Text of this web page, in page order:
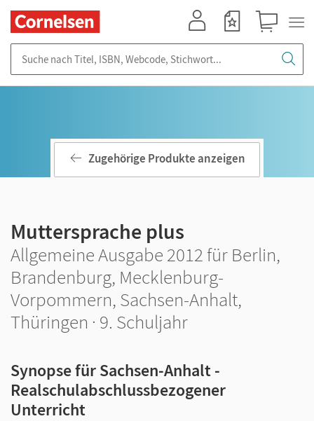
Zugehörige Produkte anzeigen
Muttersprache plus
Allgemeine Ausgabe 2012 für Berlin,
Brandenburg, Mecklenburg-
Vorpommern, Sachsen-Anhalt,
Thüringen · 9. Schuljahr
Synopse für Sachsen-Anhalt -
Realschulabschlussbezogener
Unterricht